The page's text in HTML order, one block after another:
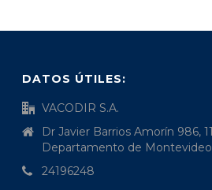
DATOS ÚTILES:
VACODIR S.A.
Dr Javier Barrios Amorín 986,
Departamento de
24196248